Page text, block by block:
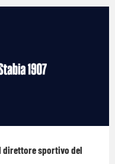
direttore sportivo del